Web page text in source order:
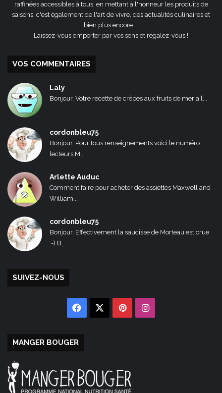
raffinées accessibles à tous, en mettant à l'honneur les produits de
saisons, c'est également de l'art de vivre, des actualités culinaires et
bien plus encore ...
Laissez-vous emporter par vos sens et régalez-vous !
VOS COMMENTAIRES
Laly
Bonjour, Votre recette de crêpes aux fruits de mer a l...
cordonbleu75
Bonjour, Pour tous renseignements voici le numéro
lecteurs M...
Arlette Auduc
Comment faire pour acheter des assiettes Maxwell and
William...
cordonbleu75
Bonjour, Effectivement la saucisse de Morteau est crue
:-) B...
SUIVEZ-NOUS
Facebook PinterestInstagram
MANGER BOUGER